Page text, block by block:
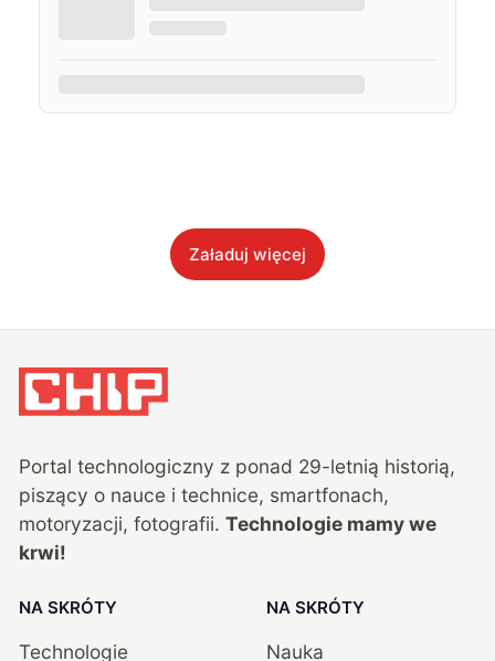
Załaduj więcej
Portal technologiczny z ponad 29-letnią historią,
piszący o nauce i technice, smartfonach,
motoryzacji, fotografii. Technologie mamy we
krwi!
NA SKRÓTY
Technologie
NA SKRÓTY
Nauka